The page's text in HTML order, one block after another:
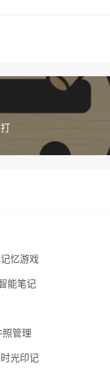
忆游戏
能笔记
管理
光印记